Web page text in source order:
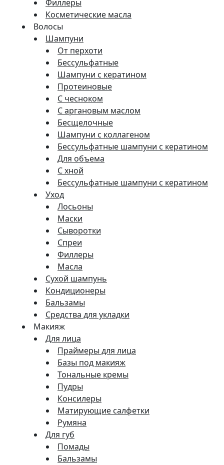
Филлеры
Косметические масла
Волосы
Шампуни
От перхоти
Бессульфатные
Шампуни с кератином
Протеиновые
С чесноком
С аргановым маслом
Бесщелочные
Шампуни с коллагеном
Бессульфатные шампуни с кератином
Для объема
С хной
Бессульфатные шампуни с кератином
Уход
Лосьоны
Маски
Сыворотки
Спреи
Филлеры
Масла
Сухой шампунь
Кондиционеры
Бальзамы
Средства для укладки
Макияж
Для лица
Праймеры для лица
Базы под макияж
Тональные кремы
Пудры
Консилеры
Матирующие салфетки
Румяна
Для губ
Помады
Бальзамы